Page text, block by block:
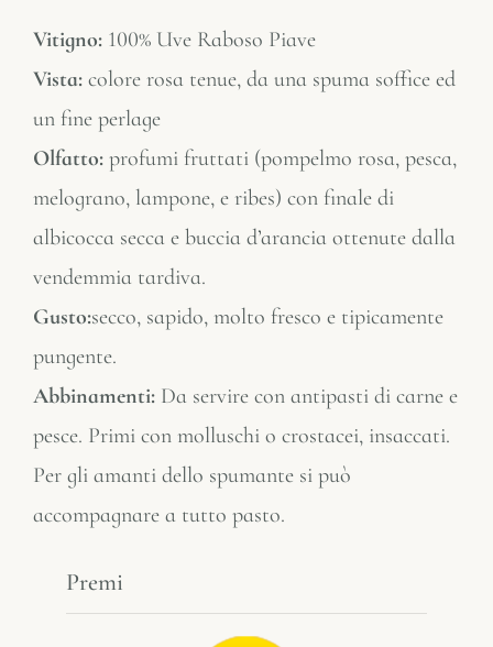
Vitigno: 100% Uve Raboso Piave
Vista: colore rosa tenue, da una spuma soffice ed
un fine perlage
Olfatto: profumi fruttati (pompelmo rosa, pesca,
melograno, lampone, e ribes) con finale di
albicocca secca e buccia d’arancia ottenute dalla
vendemmia tardiva.
Gusto:secco, sapido, molto fresco e tipicamente
pungente.
Abbinamenti: Da servire con antipasti di carne e
pesce. Primi con molluschi o crostacei, insaccati.
Per gli amanti dello spumante si può
accompagnare a tutto pasto.
Premi